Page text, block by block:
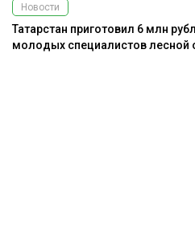
Новости
Татарстан приготовил 6 млн
молодых специалистов лесной